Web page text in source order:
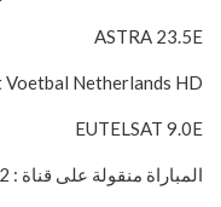
ASTRA 23.5E
Netherlands HD
EUTELSAT 9.0E
المباراة منقولة على قناة : 2 Bien Sport HD